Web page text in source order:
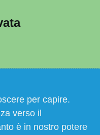
per capire.
verso il
è in nostro potere